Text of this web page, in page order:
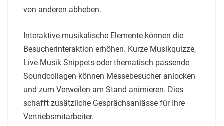
von anderen abheben.
Interaktive musikalische Elemente können die
Besucherinteraktion erhöhen. Kurze Musikquizze,
Live Musik Snippets oder thematisch passende
Soundcollagen können Messebesucher anlocken
und zum Verweilen am Stand animieren. Dies
schafft zusätzliche Gesprächsanlässe für Ihre
Vertriebsmitarbeiter.